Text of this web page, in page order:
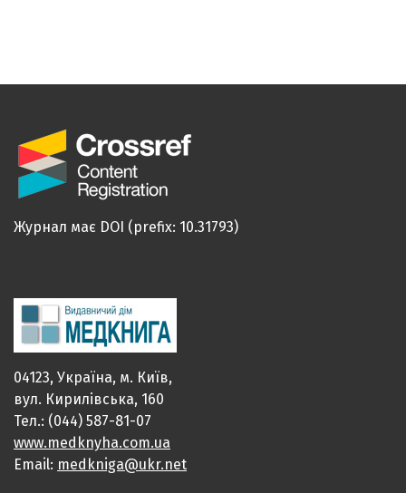
Журнал має DOI (prefix: 10.31793)
04123, Україна, м. Київ,
вул. Кирилівська, 160
Тел.: (044) 587-81-07
www.medknyha.com.ua
Email: medkniga@ukr.net